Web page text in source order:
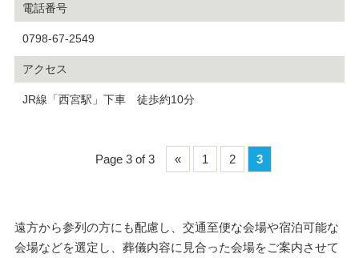
電話番号
0798-67-2549
アクセス
JR線「西宮駅」下車 徒歩約10分
Page 3 of 3 « 1 2 3
遠方から参列の方にも配慮し、交通至便な会場や宿泊可能な
会場などを選定し、葬儀内容に見合った会場をご案内させて